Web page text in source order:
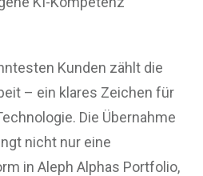
Kunden zählt die
– ein klares Zeichen für
Die Übernahme
nicht nur eine
in Aleph Alphas Portfolio,